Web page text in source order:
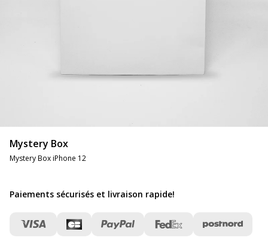
Mystery Box
Mystery Box iPhone 12
Paiements sécurisés et livraison rapide!